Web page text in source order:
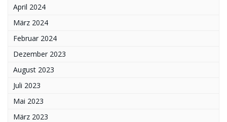
April 2024
März 2024
Februar 2024
Dezember 2023
August 2023
Juli 2023
Mai 2023
März 2023